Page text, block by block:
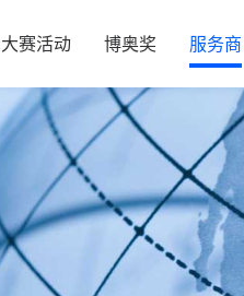
大赛活动 博奥奖 服务商